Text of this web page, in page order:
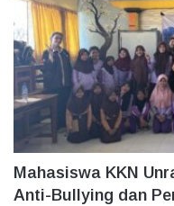
Mahasiswa KKN
Anti-Bullying dan